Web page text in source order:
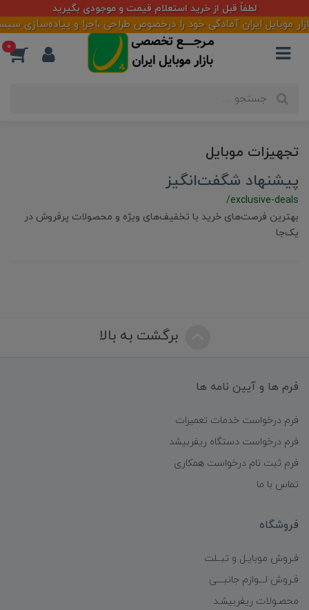
لطفاً قبل از خرید استعلام قیمت و موجودی بگیرید
ایران آمادگی خود را درخصوص طراحی ،اجرا و پیاده‌سازی
0
تجهیزات موبایل
پیشنهاد شگفت‌انگیز
/exclusive-deals
بهترین فرصت‌های خرید با تخفیف‌های ویژه و محصولات پرفروش در
یک‌جا
برگشت به بالا
فرم ها و آیین نامه ها
فرم درخواست خدمات تعمیرات
فرم درخواست دستگاه ریفربیشد
فرم ثبت نام درخواست همکاری
تماس با ما
فروشگاه
فـروش موبایـل و تبــلت
فـروش لـــوازم جانبـــی
محصـولات ریفربیشـد